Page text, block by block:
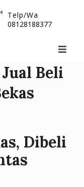
Telp/Wa
08128188377
Beli
Dibeli